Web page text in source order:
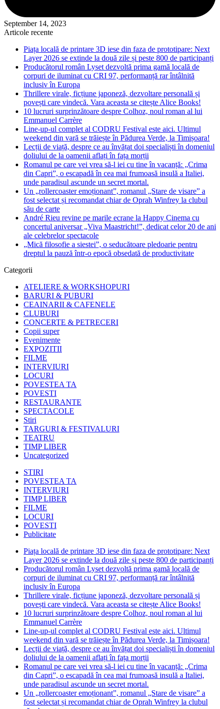
September 14, 2023
Articole recente
Piața locală de printare 3D iese din faza de prototipare: Next
Layer 2026 se extinde la două zile și peste 800 de participanți
Producătorul român Lyset dezvoltă prima gamă locală de
corpuri de iluminat cu CRI 97, performanță rar întâlnită
inclusiv în Europa
Thrillere virale, ficțiune japoneză, dezvoltare personală și
povești care vindecă. Vara aceasta se citește Alice Books!
10 lucruri surprinzătoare despre Colhoz, noul roman al lui
Emmanuel Carrère
Line-up-ul complet al CODRU Festival este aici. Ultimul
weekend din vară se trăiește în Pădurea Verde, la Timișoara!
Lecții de viață, despre ce au învățat doi specialiști în domeniul
doliului de la oamenii aflați în fața morții
Romanul pe care vei vrea să-l iei cu tine în vacanță: „Crima
din Capri”, o escapadă în cea mai frumoasă insulă a Italiei,
unde paradisul ascunde un secret mortal.
Un „rollercoaster emoționant”, romanul „Stare de visare” a
fost selectat și recomandat chiar de Oprah Winfrey la clubul
său de carte
André Rieu revine pe marile ecrane la Happy Cinema cu
concertul aniversar „Viva Maastricht!”, dedicat celor 20 de ani
ale celebrelor spectacole
„Mică filosofie a siestei”, o seducătoare pledoarie pentru
dreptul la pauză într-o epocă obsedată de productivitate
Categorii
ATELIERE & WORKSHOPURI
BARURI & PUBURI
CEAINARII & CAFENELE
CLUBURI
CONCERTE & PETRECERI
Copii super
Evenimente
EXPOZITII
FILME
INTERVIURI
LOCURI
POVESTEA TA
POVESTI
RESTAURANTE
SPECTACOLE
Stiri
TARGURI & FESTIVALURI
TEATRU
TIMP LIBER
Uncategorized
STIRI
POVESTEA TA
INTERVIURI
TIMP LIBER
FILME
LOCURI
POVESTI
Publicitate
Piața locală de printare 3D iese din faza de prototipare: Next
Layer 2026 se extinde la două zile și peste 800 de participanți
Producătorul român Lyset dezvoltă prima gamă locală de
corpuri de iluminat cu CRI 97, performanță rar întâlnită
inclusiv în Europa
Thrillere virale, ficțiune japoneză, dezvoltare personală și
povești care vindecă. Vara aceasta se citește Alice Books!
10 lucruri surprinzătoare despre Colhoz, noul roman al lui
Emmanuel Carrère
Line-up-ul complet al CODRU Festival este aici. Ultimul
weekend din vară se trăiește în Pădurea Verde, la Timișoara!
Lecții de viață, despre ce au învățat doi specialiști în domeniul
doliului de la oamenii aflați în fața morții
Romanul pe care vei vrea să-l iei cu tine în vacanță: „Crima
din Capri”, o escapadă în cea mai frumoasă insulă a Italiei,
unde paradisul ascunde un secret mortal.
Un „rollercoaster emoționant”, romanul „Stare de visare” a
fost selectat și recomandat chiar de Oprah Winfrey la clubul